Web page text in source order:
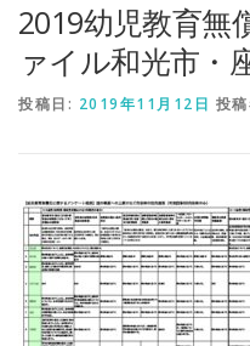
2019幼児教育無
ァイル和光市・
投稿日: 2019年11月12日 投